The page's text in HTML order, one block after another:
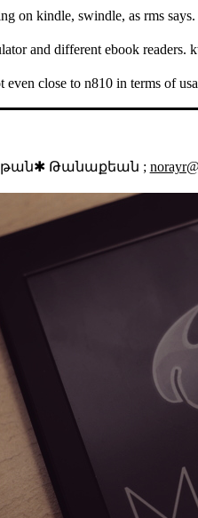
on kindle, swindle, as rms says.
and different ebook readers.
even close to n810 in terms of
Թանաքեան ;